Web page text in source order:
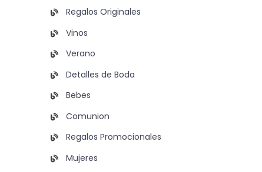
Regalos Originales
Vinos
Verano
Detalles de Boda
Bebes
Comunion
Regalos Promocionales
Mujeres